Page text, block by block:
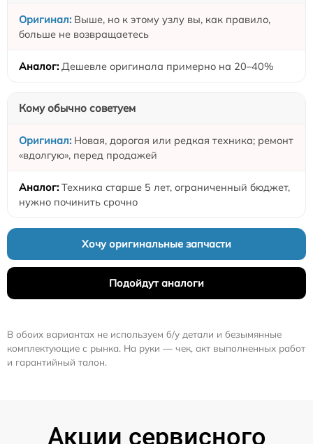
Выше, но к этому узлу вы, как правило,
больше не возвращаетесь
Дешевле оригинала примерно на 20–40%
Кому обычно советуем
Новая, дорогая или редкая техника; ремонт
«вдолгую», перед продажей
Техника старше 5 лет, ограниченный бюджет,
нужно починить срочно
Хочу оригинальные запчасти
Подойдут аналоги
В обоих вариантах не используем б/у детали и безымянные
комплектующие с рынка. На руки — чек, акт выполненных работ
и гарантийный талон.
Акции сервисного